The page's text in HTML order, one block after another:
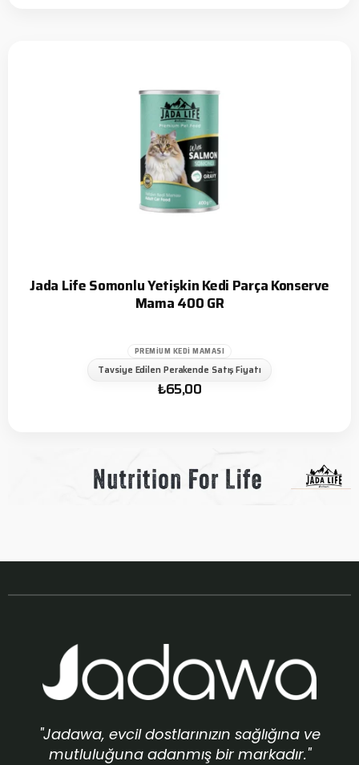
Jada Life Somonlu Yetişkin Kedi Parça Konserve
Mama 400 GR
PREMIUM KEDI MAMASI
Tavsiye Edilen Perakende Satış Fiyatı
₺65,00
"Jadawa, evcil dostlarınızın sağlığına ve
mutluluğuna adanmış bir markadır."